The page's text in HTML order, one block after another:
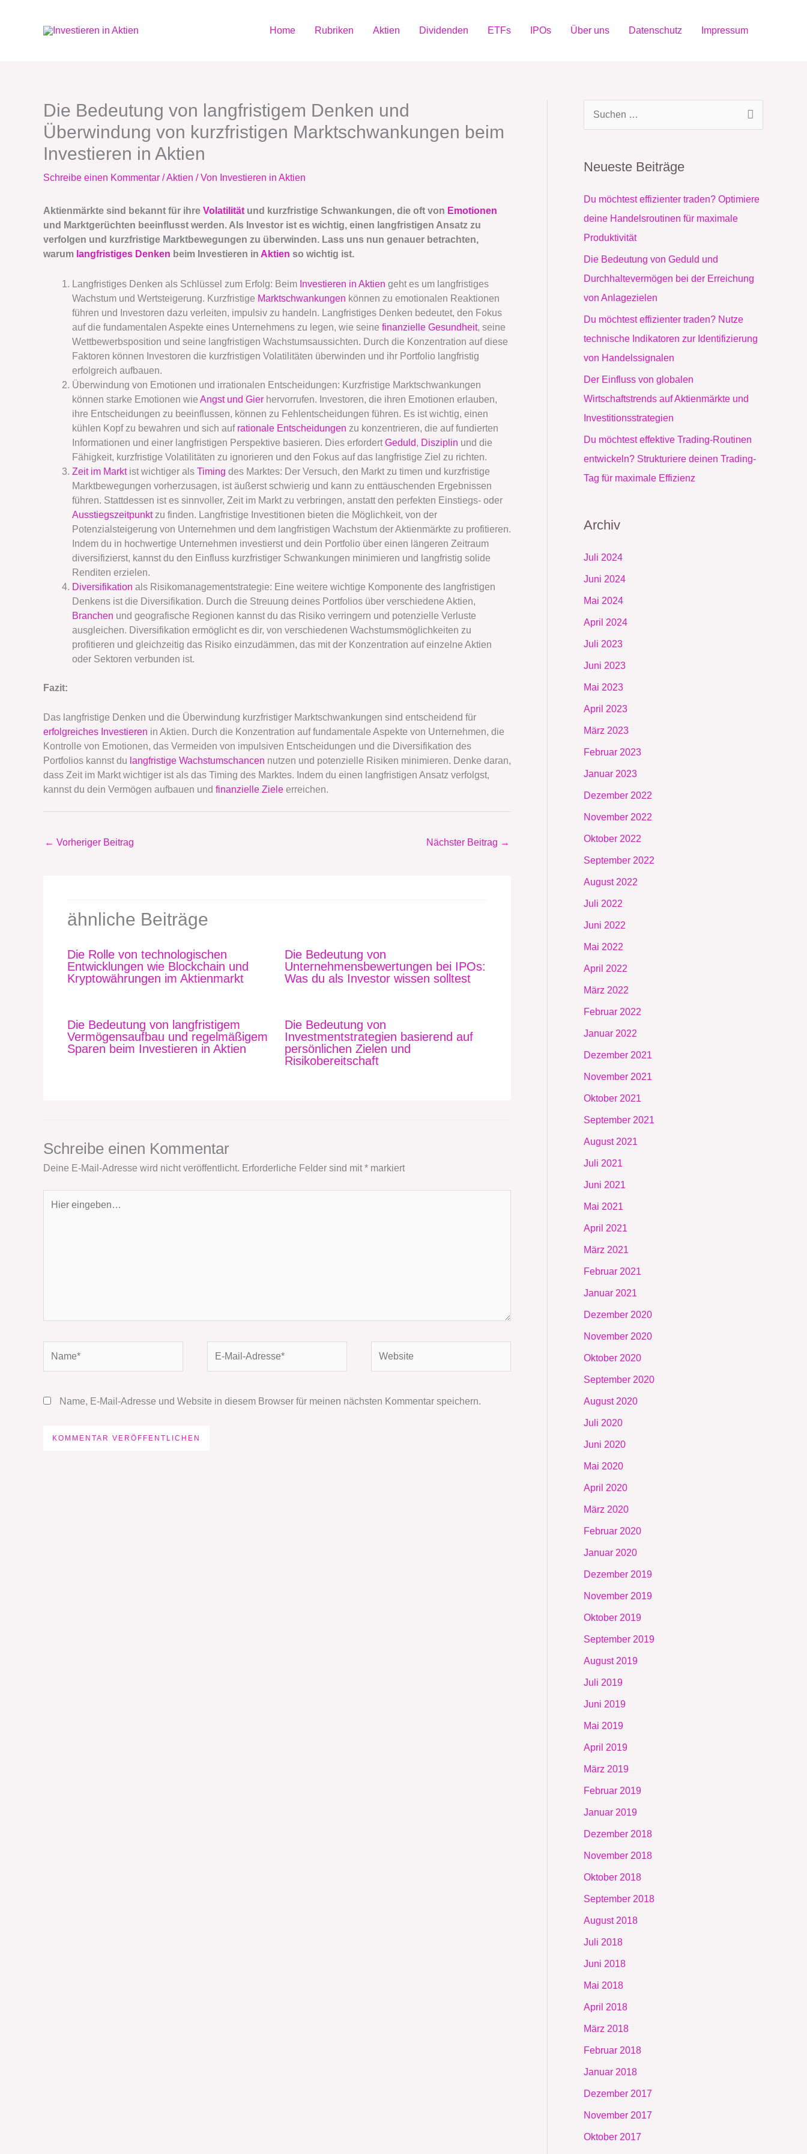
Home Rubriken Aktien Dividenden ETFs IPOs Über uns Datenschutz Impressum
Die Bedeutung von langfristigem Denken und
Überwindung von kurzfristigen Marktschwankungen beim
Investieren in Aktien
Schreibe einen Kommentar /Aktien / Von Investieren in Aktien
Aktienmärkte sind bekannt für ihre Volatilität und kurzfristige Schwankungen, die oft von Emotionen
und Marktgerüchten beeinflusst werden. Als Investor ist es wichtig, einen langfristigen Ansatz zu
verfolgen und kurzfristige Marktbewegungen zu überwinden. Lass uns nun genauer betrachten,
warum langfristiges Denken beim Investieren in Aktien so wichtig ist.
Langfristiges Denken als Schlüssel zum Erfolg: Beim Investieren in Aktien geht es um langfristiges
Wachstum und Wertsteigerung. Kurzfristige Marktschwankungen können zu emotionalen Reaktionen
führen und Investoren dazu verleiten, impulsiv zu handeln. Langfristiges Denken bedeutet, den Fokus
auf die fundamentalen Aspekte eines Unternehmens zu legen, wie seine finanzielle Gesundheit, seine
Wettbewerbsposition und seine langfristigen Wachstumsaussichten. Durch die Konzentration auf diese
Faktoren können Investoren die kurzfristigen Volatilitäten überwinden und ihr Portfolio langfristig
erfolgreich aufbauen.
Überwindung von Emotionen und irrationalen Entscheidungen: Kurzfristige Marktschwankungen
können starke Emotionen wie Angst und Gier hervorrufen. Investoren, die ihren Emotionen erlauben,
ihre Entscheidungen zu beeinflussen, können zu Fehlentscheidungen führen. Es ist wichtig, einen
kühlen Kopf zu bewahren und sich auf rationale Entscheidungen zu konzentrieren, die auf fundierten
Informationen und einer langfristigen Perspektive basieren. Dies erfordert Geduld, Disziplin und die
Fähigkeit, kurzfristige Volatilitäten zu ignorieren und den Fokus auf das langfristige Ziel zu richten.
Zeit im Marktist wichtiger als Timing des Marktes: Der Versuch, den Markt zu timen und kurzfristige
Marktbewegungen vorherzusagen, ist äußerst schwierig und kann zu enttäuschenden Ergebnissen
führen. Stattdessen ist es sinnvoller, Zeit im Markt zu verbringen, anstatt den perfekten Einstiegs- oder
Ausstiegszeitpunktzu finden. Langfristige Investitionen bieten die Möglichkeit, von der
Potenzialsteigerung von Unternehmen und dem langfristigen Wachstum der Aktienmärkte zu profitieren.
Indem du in hochwertige Unternehmen investierst und dein Portfolio über einen längeren Zeitraum
diversifizierst, kannst du den Einfluss kurzfristiger Schwankungen minimieren und langfristig solide
Renditen erzielen.
Diversifikation als Risikomanagementstrategie: Eine weitere wichtige Komponente des langfristigen
Denkens ist die Diversifikation. Durch die Streuung deines Portfolios über verschiedene Aktien,
Branchen und geografische Regionen kannst du das Risiko verringern und potenzielle Verluste
ausgleichen. Diversifikation ermöglicht es dir, von verschiedenen Wachstumsmöglichkeiten zu
profitieren und gleichzeitig das Risiko einzudämmen, das mit der Konzentration auf einzelne Aktien
oder Sektoren verbunden ist.
Fazit:
Das langfristige Denken und die Überwindung kurzfristiger Marktschwankungen sind entscheidend für
erfolgreiches Investieren in Aktien. Durch die Konzentration auf fundamentale Aspekte von Unternehmen, die
Kontrolle von Emotionen, das Vermeiden von impulsiven Entscheidungen und die Diversifikation des
Portfolios kannst du langfristige Wachstumschancen nutzen und potenzielle Risiken minimieren. Denke daran,
dass Zeit im Markt wichtiger ist als das Timing des Marktes. Indem du einen langfristigen Ansatz verfolgst,
kannst du dein Vermögen aufbauen und finanzielle Ziele erreichen.
← Vorheriger Beitrag Nächster Beitrag →
ähnliche Beiträge
Die Rolle von technologischen
Entwicklungen wie Blockchain und
Kryptowährungen im Aktienmarkt
Die Bedeutung von
Unternehmensbewertungen bei IPOs:
Was du als Investor wissen solltest
Die Bedeutung von langfristigem
Vermögensaufbau und regelmäßigem
Sparen beim Investieren in Aktien
Die Bedeutung von
Investmentstrategien basierend auf
persönlichen Zielen und
Risikobereitschaft
Schreibe einen Kommentar
Deine E-Mail-Adresse wird nicht veröffentlicht. Erforderliche Felder sind mit * markiert
eingeben…
Mail-
Name, E-Mail-Adresse und Website in diesem Browser für meinen nächsten Kommentar speichern.
e
n
n
Neueste Beiträge
Du möchtest effizienter traden? Optimiere
deine Handelsroutinen für maximale
Produktivität
Die Bedeutung von Geduld und
Durchhaltevermögen bei der Erreichung
von Anlagezielen
Du möchtest effizienter traden? Nutze
technische Indikatoren zur Identifizierung
von Handelssignalen
Der Einfluss von globalen
Wirtschaftstrends auf Aktienmärkte und
Investitionsstrategien
Du möchtest effektive Trading-Routinen
entwickeln? Strukturiere deinen Trading-
Tag für maximale Effizienz
Archiv
Juli 2024
Juni 2024
Mai 2024
April 2024
Juli 2023
Juni 2023
Mai 2023
April 2023
März 2023
Februar 2023
Januar 2023
Dezember 2022
November 2022
Oktober 2022
September 2022
August 2022
Juli 2022
Juni 2022
Mai 2022
April 2022
März 2022
Februar 2022
Januar 2022
Dezember 2021
November 2021
Oktober 2021
September 2021
August 2021
Juli 2021
Juni 2021
Mai 2021
April 2021
März 2021
Februar 2021
Januar 2021
Dezember 2020
November 2020
Oktober 2020
September 2020
August 2020
Juli 2020
Juni 2020
Mai 2020
April 2020
März 2020
Februar 2020
Januar 2020
Dezember 2019
November 2019
Oktober 2019
September 2019
August 2019
Juli 2019
Juni 2019
Mai 2019
April 2019
März 2019
Februar 2019
Januar 2019
Dezember 2018
November 2018
Oktober 2018
September 2018
August 2018
Juli 2018
Juni 2018
Mai 2018
April 2018
März 2018
Februar 2018
Januar 2018
Dezember 2017
November 2017
Oktober 2017